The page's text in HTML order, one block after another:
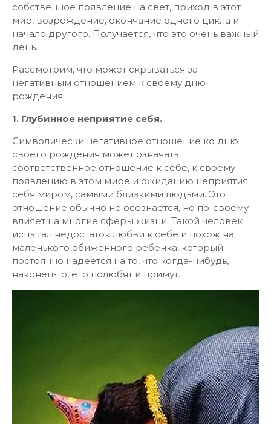
собственное появление на свет, приход в этот
мир, возрождение, окончание одного цикла и
начало другого. Получается, что это очень важный
день.
Рассмотрим, что может скрываться за
негативным отношением к своему дню
рождения.
1. Глубинное неприятие себя.
Символически негативное отношение ко дню
своего рождения может означать
соответственное отношение к себе, к своему
появлению в этом мире и ожиданию неприятия
себя миром, самыми близкими людьми. Это
отношение обычно не осознается, но по-своему
влияет на многие сферы жизни. Такой человек
испытал недостаток любви к себе и похож на
маленького обиженного ребенка, который
постоянно надеется на то, что когда-нибудь,
наконец-то, его полюбят и примут.